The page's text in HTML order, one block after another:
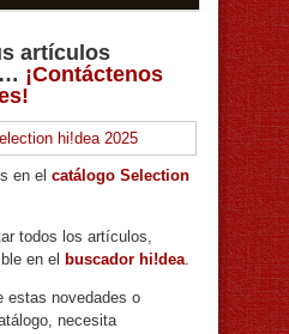
artículos
¡Contáctenos
en el catálogo Selection
todos los artículos,
en el buscador hi!dea
estas novedades o
necesita